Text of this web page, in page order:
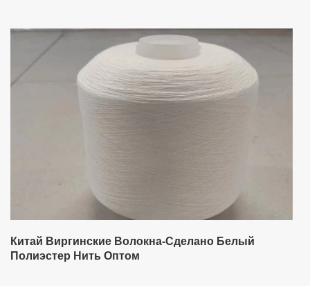
Китай Виргинские Волокна-Сделано Белый
Полиэстер Нить Оптом